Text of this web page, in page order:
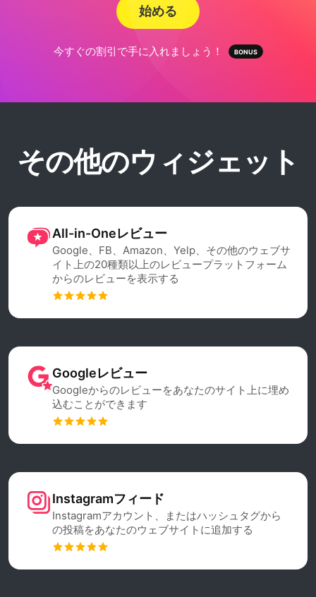
始める
今すぐの割引で手に入れましょう！
その他のウィジェット
All-in-Oneレビュー
Google、FB、Amazon、Yelp、その他のウェブサ
イト上の20種類以上のレビュープラットフォーム
からのレビューを表示する
Googleレビュー
Googleからのレビューをあなたのサイト上に埋め
込むことができます
Instagramフィード
Instagramアカウント、またはハッシュタグから
の投稿をあなたのウェブサイトに追加する